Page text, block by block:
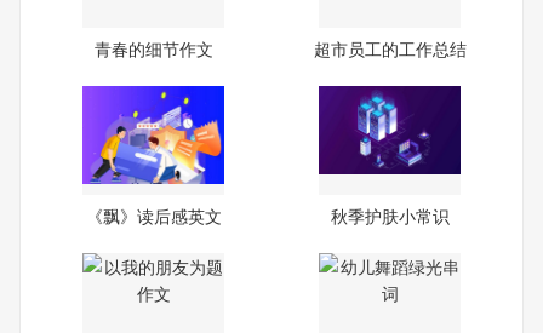
青春的细节作文 超市员工的工作总结
《飘》读后感英文 秋季护肤小常识